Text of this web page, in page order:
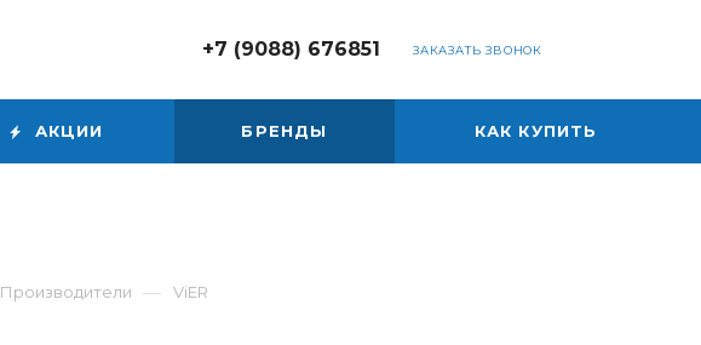
+7 (9088) 676851 ЗАКАЗАТЬ ЗВОНОК
АКЦИИ БРЕНДЫ КАК КУПИТЬ
Производители — ViER